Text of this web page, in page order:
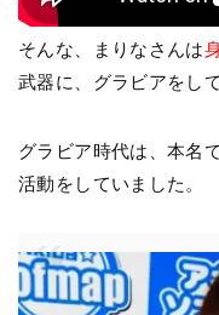
そんな、まりなさんは
武器に、グラビアをし
グラビア時代は、本名
活動をしていました。